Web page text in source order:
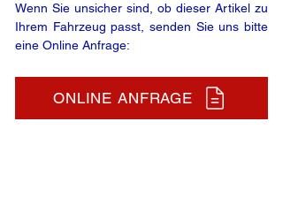
Wenn Sie unsicher sind, ob dieser Artikel zu
Ihrem Fahrzeug passt, senden Sie uns bitte
eine Online Anfrage:
ONLINE ANFRAGE